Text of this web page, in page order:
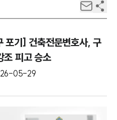
포기] 건축전문변호사, 구
조 피고 승소
05-29